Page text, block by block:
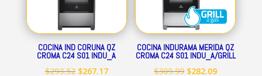
COCINA IND CORUNA QZ
CROMA C24 S01 INDU_A
$293.52 El
$267.17El
COCINA INDURAMA MERIDA QZ
CROMA C24 S01 INDU_A/GRILL
$309.99 El
$282.09El